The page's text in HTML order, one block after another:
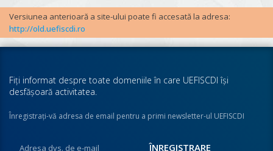
Versiunea anterioară a site-ului poate fi accesată la adresa:
http://old.uefiscdi.ro
Fiţi informat despre toate domeniile în care UEFISCDI îşi
desfăşoară activitatea.
Înregistraţi-vă adresa de email pentru a primi newsletter-ul UEFISCDI